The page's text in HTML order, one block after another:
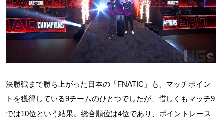
決勝戦まで勝ち上がった日本の「FNATIC」も、マッチポイン
トを獲得している9チームのひとつでしたが、惜しくもマッチ9
では10位という結果。総合順位は4位であり、ポイントレース